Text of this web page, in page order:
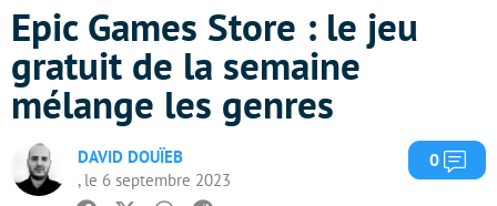
Epic Games Store : le jeu
gratuit de la semaine
mélange les genres
DAVID DOUÏEB
, le 6 septembre 2023
0